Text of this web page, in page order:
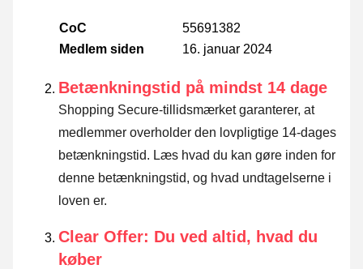
CoC
55691382
Medlem siden
16. januar 2024
Betænkningstid på mindst 14 dage
Shopping Secure-tillidsmærket garanterer, at
medlemmer overholder den lovpligtige 14-dages
betænkningstid. Læs hvad du kan gøre inden for
denne betænkningstid, og hvad undtagelserne i
loven er.
Clear Offer: Du ved altid, hvad du
køber